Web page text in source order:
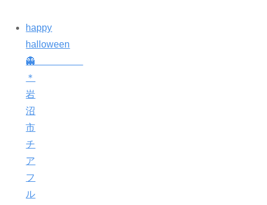
happy
halloween
👻
＊
岩
沼
市
チ
ア
フ
ル